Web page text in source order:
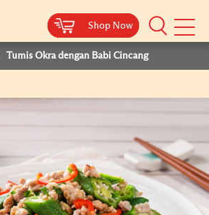
Shop Now
Shop Now
Tumis Okra dengan Babi Cincang